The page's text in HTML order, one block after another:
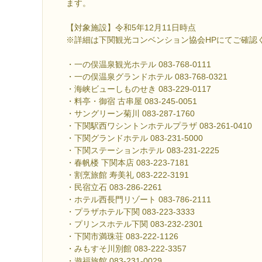
ます。
【対象施設】令和5年12月11日時点
※詳細は下関観光コンベンション協会HPにてご確認
・一の俣温泉観光ホテル 083-768-0111
・一の俣温泉グランドホテル 083-768-0321
・海峡ビューしものせき 083-229-0117
・料亭・御宿 古串屋 083-245-0051
・サングリーン菊川 083-287-1760
・下関駅西ワシントンホテルプラザ 083-261-0410
・下関グランドホテル 083-231-5000
・下関ステーションホテル 083-231-2225
・春帆楼 下関本店 083-223-7181
・割烹旅館 寿美礼 083-222-3191
・民宿立石 083-286-2261
・ホテル西長門リゾート 083-786-2111
・プラザホテル下関 083-223-3333
・プリンスホテル下関 083-232-2301
・下関市満珠荘 083-222-1126
・みもすそ川別館 083-222-3357